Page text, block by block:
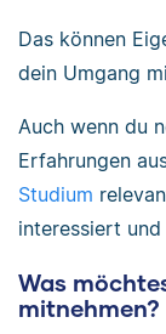
Das können
dein Umgang
Auch wenn du
Erfahrungen
Studium
interessiert
Was
mitnehmen?